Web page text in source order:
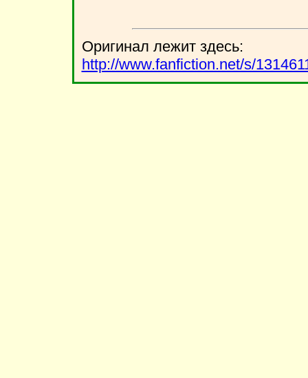
Оригинал лежит здесь:
http://www.fanfiction.net/s/